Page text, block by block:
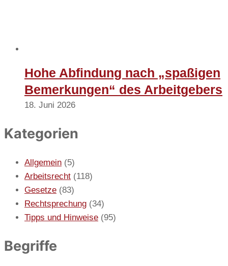
Hohe Abfindung nach „spaßigen
Bemerkungen“ des Arbeitgebers
18. Juni 2026
Kategorien
Allgemein (5)
Arbeitsrecht (118)
Gesetze (83)
Rechtsprechung (34)
Tipps und Hinweise (95)
Begriffe